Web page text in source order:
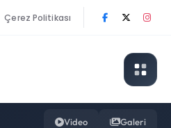
Çerez Politikası
Video Galeri